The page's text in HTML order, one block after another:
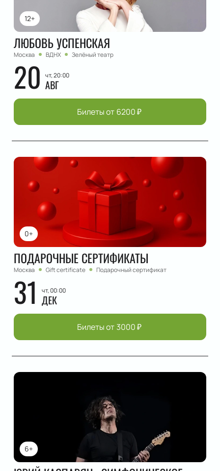
12+
ЛЮБОВЬ УСПЕНСКАЯ
Москва ВДНХ Зелёный театр
20 чт, 20:00
АВГ
Билеты от 6200₽
0+
ПОДАРОЧНЫЕ СЕРТИФИКАТЫ
Москва Gift certificate Подарочный сертификат
31 чт, 00:00
ДЕК
Билеты от 3000₽
6+